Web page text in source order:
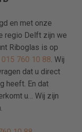
en met onze
regio Delft zijn we
Riboglas is op
015 760 10 88. Wij
dat u direct
heeft. En dat
u… Wij zijn